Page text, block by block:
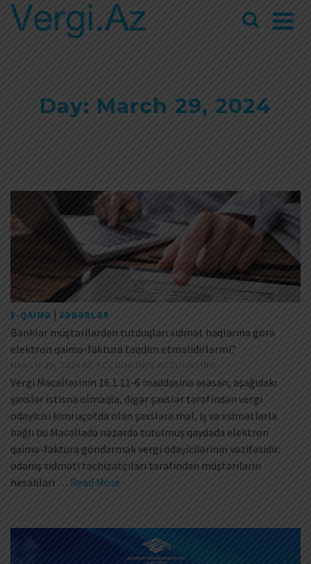
Day: March 29, 2024
E-QAIMƏ | XƏBƏRLƏR
Banklar müştərilərdən tutduqları xidmət haqlarına görə
elektron qaimə-faktura təqdim etməlidirlərmi?
MARCH 29, 2024 BY ACCOUNTING ACCOUNTING
Vergi Məcəlləsinin 16.1.11-6 maddəsinə əsasən, aşağıdakı
şəxslər istisna olmaqla, digər şəxslər tərəfindən vergi
ödəyicisi kimi uçotda olan şəxslərə mal, iş və xidmətlərlə
bağlı bu Məcəllədə nəzərdə tutulmuş qaydada elektron
qaimə-faktura göndərmək vergi ödəyicilərinin vəzifəsidir:
ödəniş xidməti təchizatçıları tərəfindən müştərilərin
hesabları … Read More